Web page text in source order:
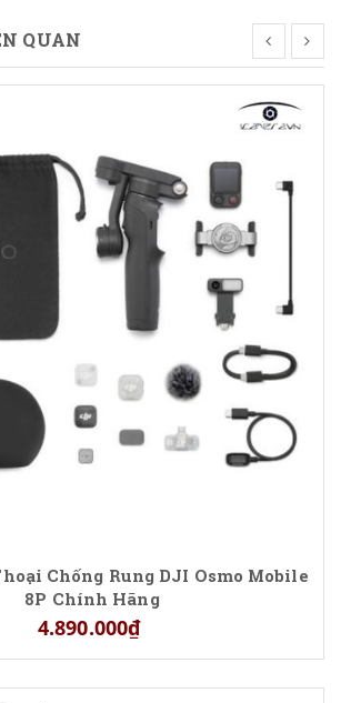
QUAN
Chống Rung DJI Osmo Mobile
8P Chính Hãng
4.890.000₫